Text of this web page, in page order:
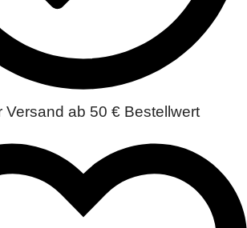
Versand ab 50 € Bestellwert